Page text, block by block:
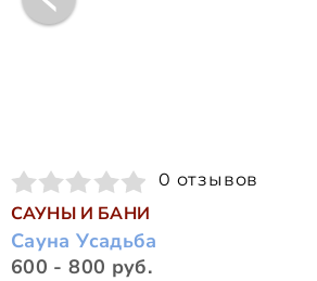
0 отзывов
САУНЫ И БАНИ
Сауна Усадьба
600 - 800 руб.